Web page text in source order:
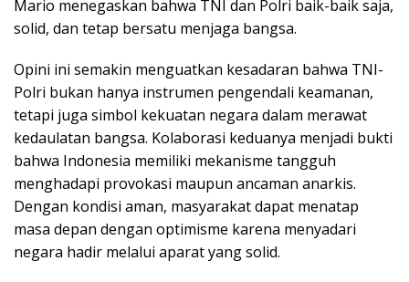
Mario menegaskan bahwa TNI dan Polri baik-baik saja,
solid, dan tetap bersatu menjaga bangsa.
Opini ini semakin menguatkan kesadaran bahwa TNI-
Polri bukan hanya instrumen pengendali keamanan,
tetapi juga simbol kekuatan negara dalam merawat
kedaulatan bangsa. Kolaborasi keduanya menjadi bukti
bahwa Indonesia memiliki mekanisme tangguh
menghadapi provokasi maupun ancaman anarkis.
Dengan kondisi aman, masyarakat dapat menatap
masa depan dengan optimisme karena menyadari
negara hadir melalui aparat yang solid.